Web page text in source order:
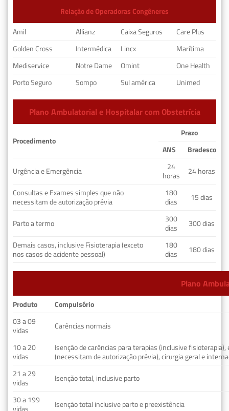
Relação de Operadoras Congêneres
Amil
Allianz Caixa Seguros
Care Plus
Golden Cross
Intermédica Lincx
Marítima
Mediservice
Notre Dame Omint
One Health
Porto Seguro
Sompo Sul américa Unimed
Plano Ambulatorial e Hospitalar com Obstetrícia
Procedimento
Prazo
ANS
Bradesco
Urgência e Emergência
24
horas
24 horas
Consultas e Exames simples que não
necessitam de autorização prévia
180
dias
15 dias
Parto a termo
300
dias
300 dias
Demais casos, inclusive Fisioterapia (exceto
nos casos de acidente pessoal)
180
dias
180 dias
Plano
Produto
Compulsório
03 a 09
vidas
Carências normais
10 a 20
vidas
Isenção de carências para terapias (inclusive fisioterapia),
(necessitam de autorização prévia), cirurgia geral e
21 a 29
vidas
Isenção total, inclusive parto
30 a 199
Isenção total inclusive parto e preexistência